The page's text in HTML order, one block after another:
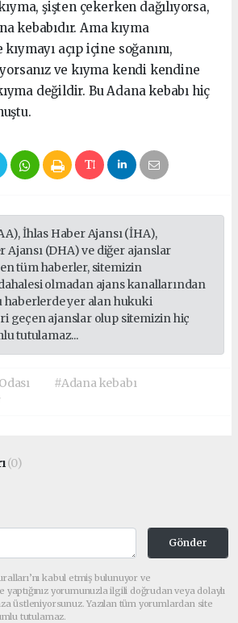
şişten çekerken dağılıyorsa,
kebabıdır. Ama kıyma
açıp içine soğanını,
ve kıyma kendi kendine
değildir. Bu Adana kebabı hiç
İhlas Haber Ajansı (İHA),
(DHA) ve diğer ajanslar
tüm haberler, sitemizin
olmadan ajans kanallarından
haberlerde yer alan hukuki
geçen ajanslar olup sitemizin hiç
tutulamaz...
#Adana kebabı
(0)
Gönder
kabul etmiş bulunuyor ve
yorumunuzla ilgili doğrudan veya dolaylı
üstleniyorsunuz. Yazılan tüm yorumlardan site
tutulamaz.